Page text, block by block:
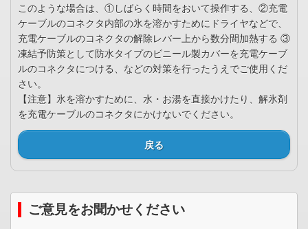
このような場合は、①しばらく時間をおいて操作する、②充電
ケーブルのコネクタ内部の氷を溶かすためにドライヤなどで、
充電ケーブルのコネクタの解除レバー上から数分間加熱する ③
凍結予防策として防水タイプのビニール製カバーを充電ケーブ
ルのコネクタにつける、などの対策を行ったうえでご使用くだ
さい。
【注意】氷を溶かすために、水・お湯を直接かけたり、解氷剤
を充電ケーブルのコネクタにかけないでください。
戻る
ご意見をお聞かせください